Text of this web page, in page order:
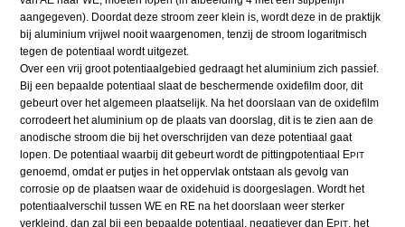
aangegeven). Doordat deze stroom zeer klein is, wordt deze in de praktijk
bij aluminium vrijwel nooit waargenomen, tenzij de stroom logaritmisch
tegen de potentiaal wordt uitgezet.
Over een vrij groot potentiaalgebied gedraagt het aluminium zich passief.
Bij een bepaalde potentiaal slaat de beschermende oxidefilm door, dit
gebeurt over het algemeen plaatselijk. Na het doorslaan van de oxidefilm
corrodeert het aluminium op de plaats van doorslag, dit is te zien aan de
anodische stroom die bij het overschrijden van deze potentiaal gaat
lopen. De potentiaal waarbij dit gebeurt wordt de pittingpotentiaal EPIT
genoemd, omdat er putjes in het oppervlak ontstaan als gevolg van
corrosie op de plaatsen waar de oxidehuid is doorgeslagen. Wordt het
potentiaalverschil tussen WE en RE na het doorslaan weer sterker
verkleind, dan zal bij een bepaalde potentiaal, negatiever dan EPIT, het